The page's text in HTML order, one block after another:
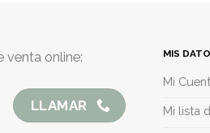
venta online:
LLAMAR
MIS
Mi
Mi lista